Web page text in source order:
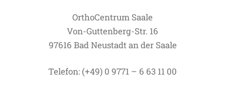
OrthoCentrum Saale
Von-Guttenberg-Str. 16
97616 Bad Neustadt an der Saale
Telefon: (+49) 0 9771 – 6 63 11 00